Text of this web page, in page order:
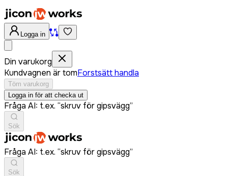
Logga in
Din varukorg
Kundvagnen är tomForstsätt handla
Töm varukorg
Logga in för att checka ut
Fråga AI: t.ex. “skruv för gipsvägg”
Sök
Fråga AI: t.ex. “skruv för gipsvägg”
Sök